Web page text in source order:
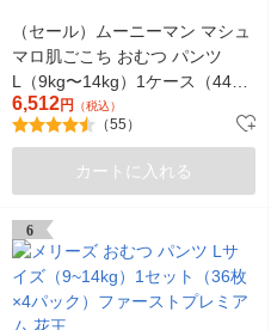
（セール）ムーニーマン マシュ
マロ肌ごこち おむつ パンツ
L（9kg〜14kg）1ケース（44枚
入×4）男の子用 ユニ・チャーム
6,512円 （税込）
（55）
カートに入れる
6